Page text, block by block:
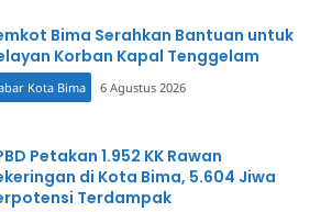
Bima Serahkan Bantuan untuk
Korban Kapal Tenggelam
Kota Bima 6 Agustus 2026
Petakan 1.952 KK Rawan
di Kota Bima, 5.604 Jiwa
Terdampak